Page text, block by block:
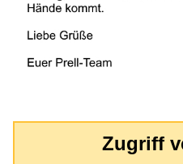
Zugriff